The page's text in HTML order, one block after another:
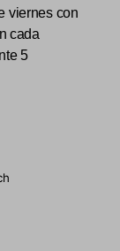
viernes con
cada
5